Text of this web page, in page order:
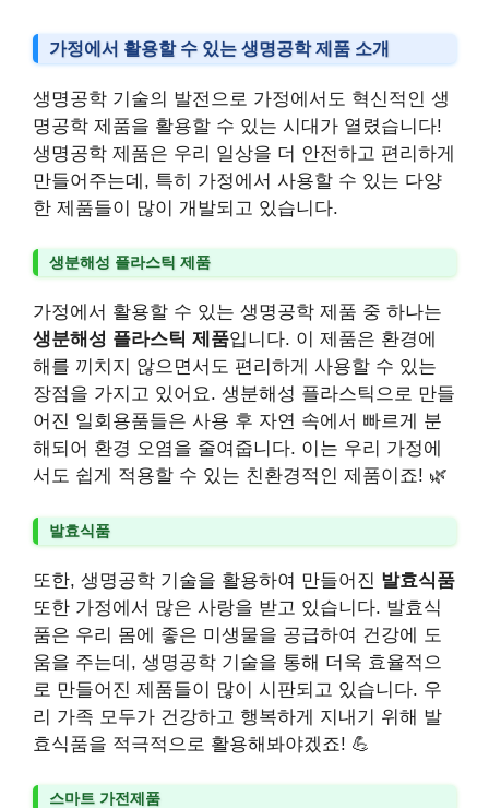
가정에서 활용할 수 있는 생명공학 제품 소개
생명공학 기술의 발전으로 가정에서도 혁신적인 생
명공학 제품을 활용할 수 있는 시대가 열렸습니다!
생명공학 제품은 우리 일상을 더 안전하고 편리하게
만들어주는데, 특히 가정에서 사용할 수 있는 다양
한 제품들이 많이 개발되고 있습니다.
생분해성 플라스틱 제품
가정에서 활용할 수 있는 생명공학 제품 중 하나는
생분해성 플라스틱 제품입니다. 이 제품은 환경에
해를 끼치지 않으면서도 편리하게 사용할 수 있는
장점을 가지고 있어요. 생분해성 플라스틱으로 만들
어진 일회용품들은 사용 후 자연 속에서 빠르게 분
해되어 환경 오염을 줄여줍니다. 이는 우리 가정에
서도 쉽게 적용할 수 있는 친환경적인 제품이죠! 🌿
발효식품
또한, 생명공학 기술을 활용하여 만들어진 발효식품
또한 가정에서 많은 사랑을 받고 있습니다. 발효식
품은 우리 몸에 좋은 미생물을 공급하여 건강에 도
움을 주는데, 생명공학 기술을 통해 더욱 효율적으
로 만들어진 제품들이 많이 시판되고 있습니다. 우
리 가족 모두가 건강하고 행복하게 지내기 위해 발
효식품을 적극적으로 활용해봐야겠죠! 💪
스마트 가전제품